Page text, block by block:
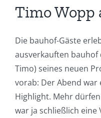
Timo Wopp
Die bauhof-Gäste
ausverkauften bauhof
Timo) seines neuen
vorab: Der Abend
Highlight. Mehr
war ja schließlich eine